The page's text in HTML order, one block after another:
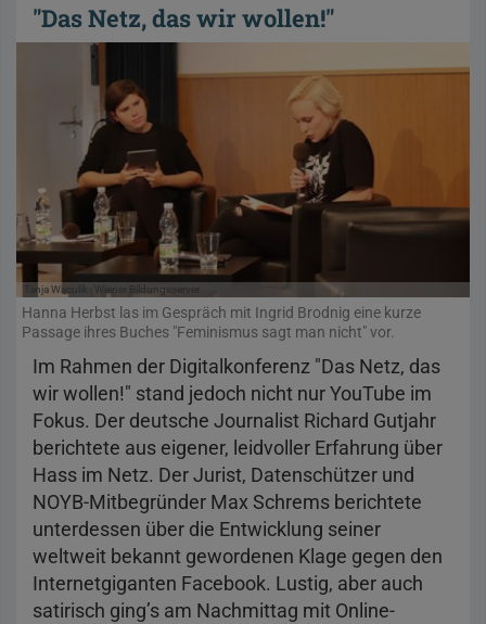
"Das Netz, das wir wollen!"
Tanja Waculik Wiener Bildungsserver
Hanna Herbst las im Gespräch mit Ingrid Brodnig eine kurze
Passage ihres Buches "Feminismus sagt man nicht" vor.
Im Rahmen der Digitalkonferenz "Das Netz, das
wir wollen!" stand jedoch nicht nur YouTube im
Fokus. Der deutsche Journalist Richard Gutjahr
berichtete aus eigener, leidvoller Erfahrung über
Hass im Netz. Der Jurist, Datenschützer und
NOYB-Mitbegründer Max Schrems berichtete
unterdessen über die Entwicklung seiner
weltweit bekannt gewordenen Klage gegen den
Internetgiganten Facebook. Lustig, aber auch
satirisch ging’s am Nachmittag mit Online-